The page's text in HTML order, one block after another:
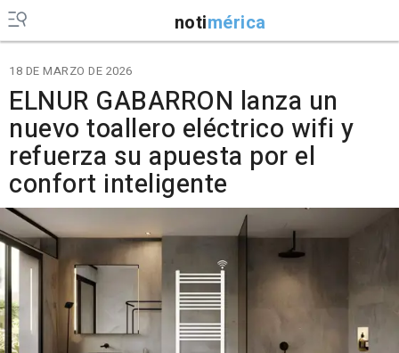
notimérica
18 DE MARZO DE 2026
ELNUR GABARRON lanza un
nuevo toallero eléctrico wifi y
refuerza su apuesta por el
confort inteligente